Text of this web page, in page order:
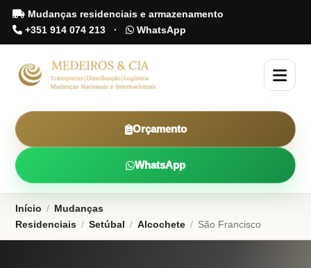
Mudanças residenciais e armazenamento
+351 914 074 213 · WhatsApp
Orçamento
WhatsApp
Início / Mudanças
Residenciais / Setúbal / Alcochete / São Francisco